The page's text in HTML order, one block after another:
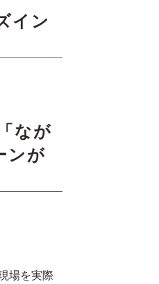
イン
なが
ンが
場を実際